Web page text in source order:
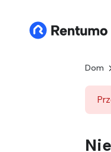
Dom